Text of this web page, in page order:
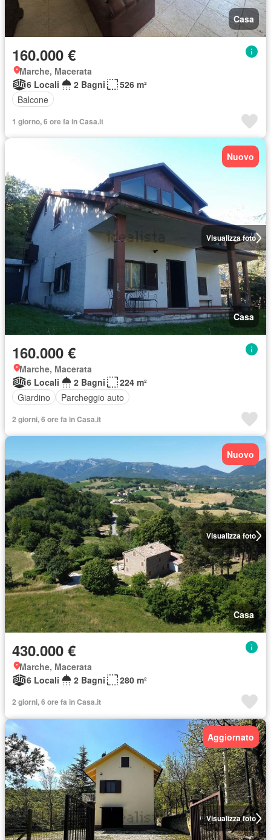
Casa
160.000 €
Marche, Macerata
6 Locali
2 Bagni
526 m²
Balcone
1 giorno, 6 ore fa in Casa.it
Visualizza foto
Nuovo
Casa
160.000 €
Marche, Macerata
6 Locali
2 Bagni
224 m²
Giardino
Parcheggio auto
2 giorni, 6 ore fa in Casa.it
Visualizza foto
Nuovo
Casa
430.000 €
Marche, Macerata
6 Locali
2 Bagni 280 m²
2 giorni, 6 ore fa in Casa.it
Visualizza foto
Aggiornato